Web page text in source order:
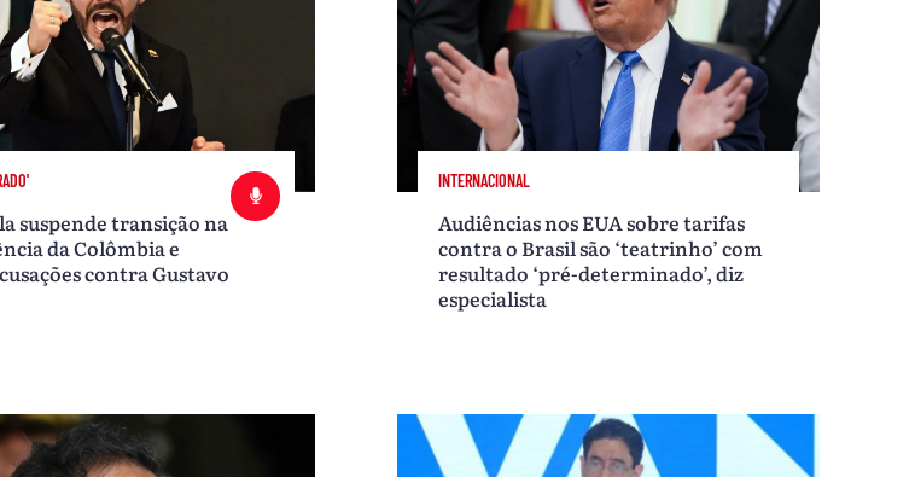
suspende transição na
da Colômbia e
contra Gustavo
INTERNACIONAL
Audiências nos EUA sobre tarifas
contra o Brasil são ‘teatrinho’ com
resultado ‘pré-determinado’, diz
especialista